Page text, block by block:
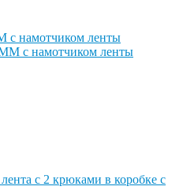
с намотчиком ленты
с 2 крюками в коробке с